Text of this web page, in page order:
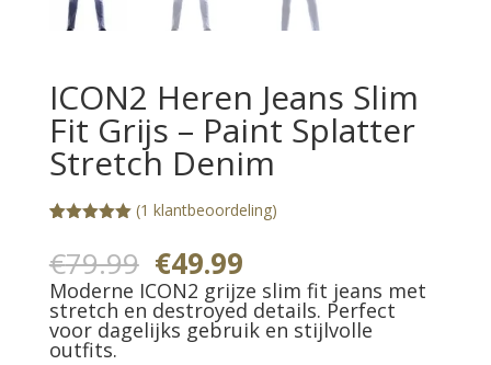
ICON2 Heren Jeans Slim
Fit Grijs – Paint Splatter
Stretch Denim
gebaseerd
klantbeoorde
ling
(1 klantbeoordeling)
€79.99 Oorspronkelijke
prijs
was:
€79.99.
€49.99Huidige
prijs
is:
€49.99.
Moderne ICON2 grijze slim fit jeans met
stretch en destroyed details. Perfect
voor dagelijks gebruik en stijlvolle
outfits.